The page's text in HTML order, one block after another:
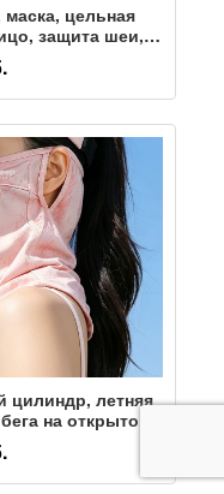
цельная
защита шеи,
езда
можно носить
цилиндр, летняя
на открытом
ледяная
езды, шляпа от